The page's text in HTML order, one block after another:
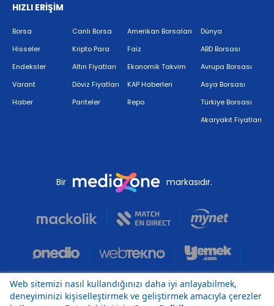
HIZLI ERİŞİM
Borsa
Hisseler
Endeksler
Varant
Haber
Canlı Borsa
Kripto Para
Altın Fiyatları
Döviz Fiyatları
Pariteler
Amerikan Borsaları
Faiz
Ekonomik Takvim
KAP Haberleri
Repo
Dünya
ABD Borsası
Avrupa Borsası
Asya Borsası
Türkiye Borsası
Akaryakıt Fiyatları
Bir markasıdır.